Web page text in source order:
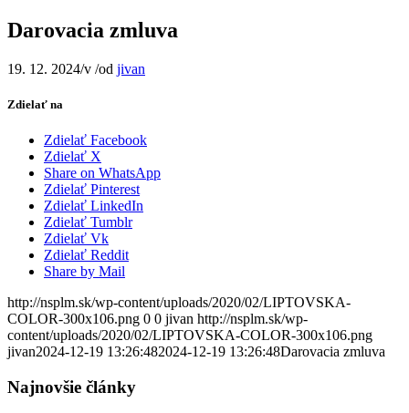
Darovacia zmluva
19. 12. 2024/v /od jivan
Zdielať na
Zdielať Facebook
Zdielať X
Share on WhatsApp
Zdielať Pinterest
Zdielať LinkedIn
Zdielať Tumblr
Zdielať Vk
Zdielať Reddit
Share by Mail
http://nsplm.sk/wp-content/uploads/2020/02/LIPTOVSKA-
COLOR-300x106.png 0 0 jivan http://nsplm.sk/wp-
content/uploads/2020/02/LIPTOVSKA-COLOR-300x106.png
jivan2024-12-19 13:26:482024-12-19 13:26:48Darovacia zmluva
Najnovšie články